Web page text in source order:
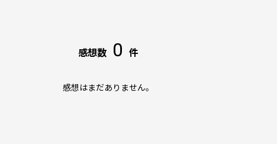
感想数 0 件
感想はまだありません。